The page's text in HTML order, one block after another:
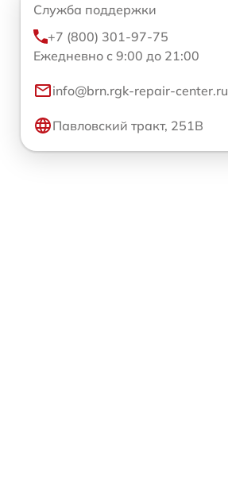
Служба поддержки
+7 (800) 301-97-75
Ежедневно с 9:00 до 21:00
info@brn.rgk-repair-center.ru
Павловский тракт, 251В